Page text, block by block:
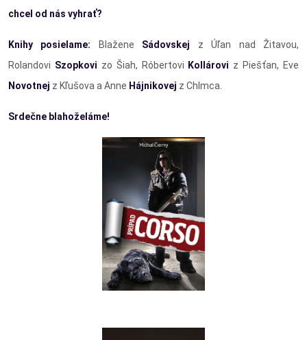
chcel od nás vyhrať?
Knihy posielame: Blažene Sádovskej z Úľan nad Žitavou,
Rolandovi Szopkovi zo Šiah, Róbertovi Kollárovi z Piešťan, Eve
Novotnej z Kľušova a Anne Hájnikovej z Chlmca.
Srdečne blahoželáme!